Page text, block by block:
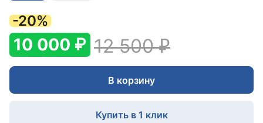
-20%
10 000 ₽ 12 500 ₽
В корзину
Купить в 1 клик